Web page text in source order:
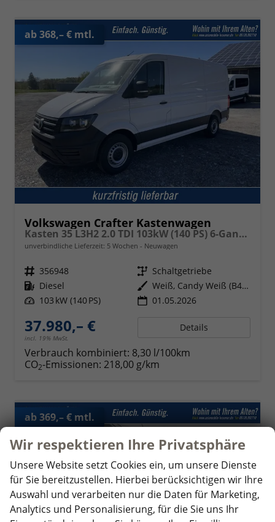
ab 368,– € mtl.
Volkswagen Crafter Kastenwagen
Kasten 35 L3H2 2.0 TDI 103kW (140 PS) 6-Gang-Schaltgetriebe
unverbindliche Lieferzeit: 5 Wochen Neuwagen
Fahrzeugnr. 356948 Getriebe Schaltgetriebe
Kraftstoff Diesel Außenfarbe
Weiß, Candy Weiß (B4B4)
Leistung 103 kW (140 PS) 01.05.2026
37.980,– €
incl. 19% MwSt.
Details
Verbrauch kombiniert: 8,30 l/100km
CO2-Emissionen: 218,00 g/km
ab 369,– € mtl.
Wir respektieren Ihre Privatsphäre
Unsere Website setzt Cookies ein, um unsere Dienste
für Sie bereitzustellen. Hierbei berücksichtigen wir Ihre
Auswahl und verarbeiten nur die Daten für Marketing,
Analytics und Personalisierung, für die Sie uns Ihr